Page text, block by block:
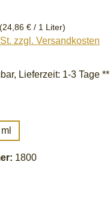
(24,86 € / 1 Liter)
zzgl. Versandkosten
Lieferzeit: 1-3 Tage **
1800